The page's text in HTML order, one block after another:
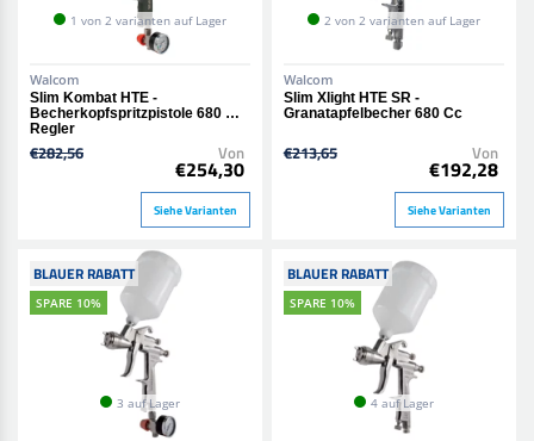
1 von 2 varianten auf Lager
Walcom
Slim Kombat HTE -
Becherkopfspritzpistole 680 Ml -
Regler
€282,56 Von
€254,30
Siehe Varianten
2 von 2 varianten auf Lager
Walcom
Slim Xlight HTE SR -
Granatapfelbecher 680 Cc
€213,65 Von
€192,28
Siehe Varianten
BLAUER RABATT
SPARE 10%
3 auf Lager
BLAUER RABATT
SPARE 10%
4 auf Lager